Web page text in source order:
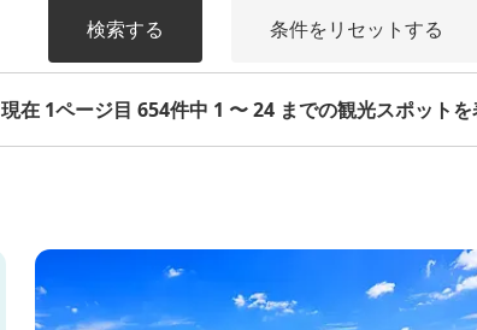
検索する 条件をリセットする
現在 1ページ目 654件中 1 〜 24 までの観光スポットを